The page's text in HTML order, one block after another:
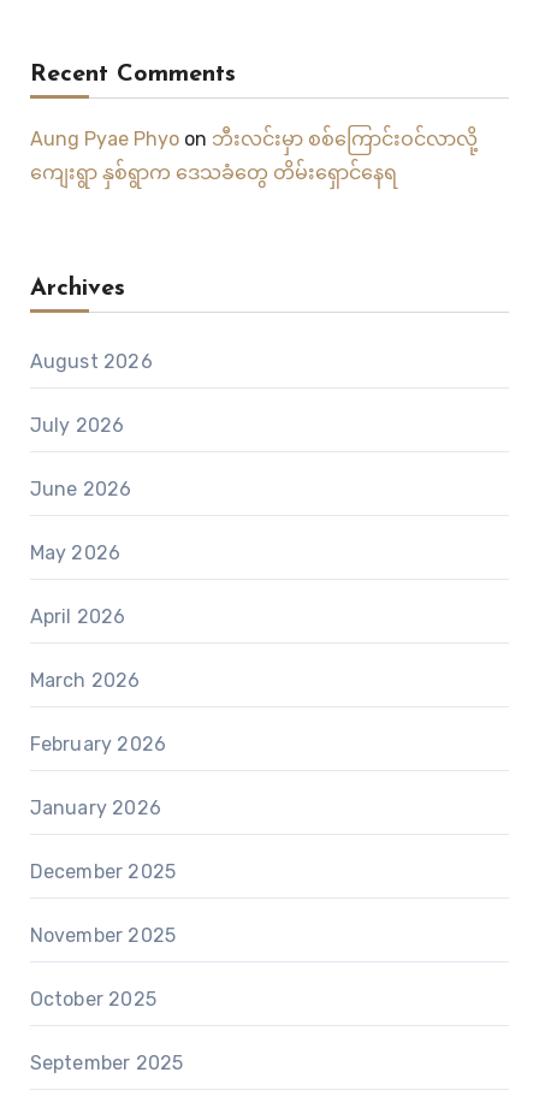
Recent Comments
Aung Pyae Phyoon ဘီးလင်းမှာ စစ်ကြောင်းဝင်လာလို့
ကျေးရွာ နှစ်ရွာက ဒေသခံတွေ တိမ်းရှောင်နေရ
Archives
August 2026
July 2026
June 2026
May 2026
April 2026
March 2026
February 2026
January 2026
December 2025
November 2025
October 2025
September 2025